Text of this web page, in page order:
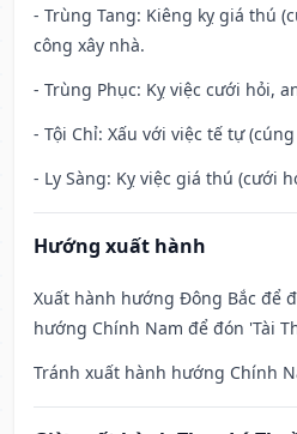
- Trùng Tang: Kiêng kỵ giá thú
công xây nhà.
- Trùng Phục: Kỵ việc cưới hỏi,
- Tội Chỉ: Xấu với việc tế tự
- Ly Sàng: Kỵ việc giá thú (cưới
Hướng xuất hành
Xuất hành hướng Đông Bắc để
hướng Chính Nam để đón 'Tài
Tránh xuất hành hướng Chính